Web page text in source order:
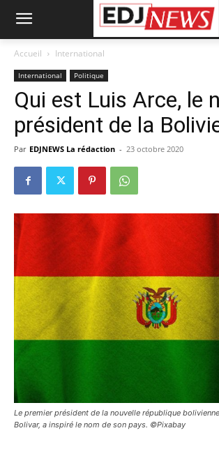
Accueil International
International Politique
Qui est Luis Arce, le
président de la
Par EDJNEWS La rédaction - 23 octobre 2020
Le premier président de la nouvelle république
Bolivar, a inspiré le nom de son pays. ©Pixabay